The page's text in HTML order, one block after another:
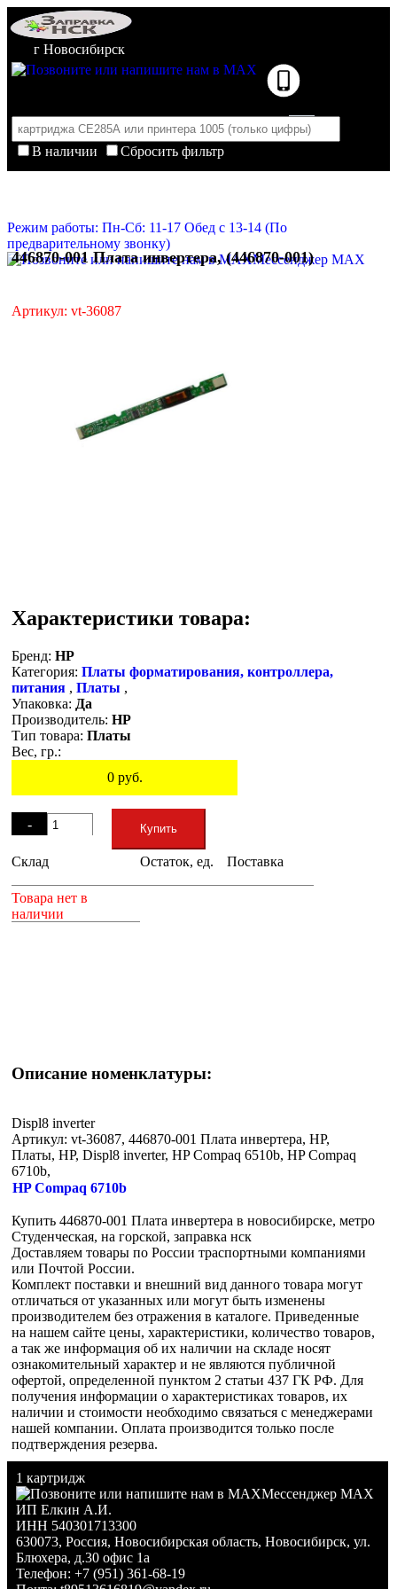
г Новосибирск
В наличии
Сбросить фильтр
Корзина пуста
Режим работы: Пн-Сб: 11-17 Обед с 13-14 (По
предварительному звонку)
Мессенджер MAX
446870-001 Плата инвертера, (446870-001)
Артикул: vt-36087
Характеристики товара:
Бренд: HP
Категория: Платы форматирования, контроллера,
питания , Платы ,
Упаковка: Да
Производитель: HP
Тип товара: Платы
Вес, гр.:
0руб.
-
+
Купить
Склад Остаток, ед. Поставка
Товара нет в
наличии
Описание номенклатуры:
Displ8 inverter
Артикул: vt-36087, 446870-001 Плата инвертера, HP,
Платы, HP, Displ8 inverter, HP Compaq 6510b, HP Compaq
6710b,
HP Compaq 6710b
Купить 446870-001 Плата инвертера в новосибирске, метро
Студенческая, на горской, заправка нск
Доставляем товары по России траспортными компаниями
или Почтой России.
Комплект поставки и внешний вид данного товара могут
отличаться от указанных или могут быть изменены
производителем без отражения в каталоге. Приведенные
на нашем сайте цены, характеристики, количество товаров,
а так же информация об их наличии на складе носят
ознакомительный характер и не являются публичной
офертой, определенной пунктом 2 статьи 437 ГК РФ. Для
получения информации о характеристиках товаров, их
наличии и стоимости необходимо связаться с менеджерами
нашей компании. Оплата производится только после
подтверждения резерва.
1 картридж
Мессенджер MAX
ИП Елкин А.И.
ИНН 540301713300
630073, Россия, Новосибирская область, Новосибирск, ул.
Блюхера, д.30 офис 1а
Телефон: +7 (951) 361-68-19